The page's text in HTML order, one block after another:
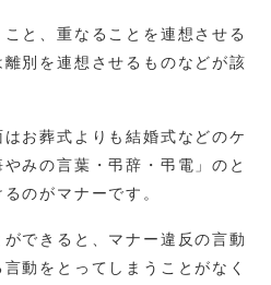
と、重なることを連想させる
別を連想させるものなどが該
お葬式よりも結婚式などのケ
みの言葉・弔辞・弔電」のと
のがマナーです。
できると、マナー違反の言動
動をとってしまうことがなく